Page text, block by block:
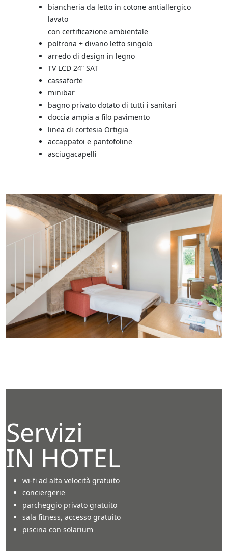
biancheria da letto in cotone antiallergico
lavato
con certificazione ambientale
poltrona + divano letto singolo
arredo di design in legno
TV LCD 24” SAT
cassaforte
minibar
bagno privato dotato di tutti i sanitari
doccia ampia a filo pavimento
linea di cortesia Ortigia
accappatoi e pantofoline
asciugacapelli
Servizi
IN HOTEL
wi-fi ad alta velocità gratuito
conciergerie
parcheggio privato gratuito
sala fitness, accesso gratuito
piscina con solarium